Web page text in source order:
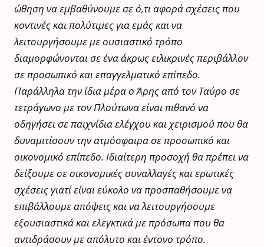
ώθηση να εμβαθύνουμε σε ό,τι αφορά σχέσεις που
κοντινές και πολύτιμες για εμάς και να
λειτουργήσουμε με ουσιαστικό τρόπο
διαμορφώνονται σε ένα άκρως ειλικρινές περιβάλλον
σε προσωπικό και επαγγελματικό επίπεδο.
Παράλληλα την ίδια μέρα ο Άρης από τον Ταύρο σε
τετράγωνο με τον Πλούτωνα είναι πιθανό να
οδηγήσει σε παιχνίδια ελέγχου και χειρισμού που θα
δυναμιτίσουν την ατμόσφαιρα σε προσωπικό και
οικονομικό επίπεδο. Ιδιαίτερη προσοχή θα πρέπει να
δείξουμε σε οικονομικές συναλλαγές και ερωτικές
σχέσεις γιατί είναι εύκολο να προσπαθήσουμε να
επιβάλλουμε απόψεις και να λειτουργήσουμε
εξουσιαστικά και ελεγκτικά με πρόσωπα που θα
αντιδράσουν με απόλυτο και έντονο τρόπο.